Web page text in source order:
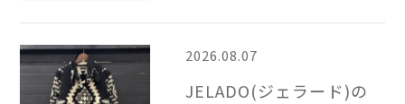
2026.08.07
JELADO(ジェラード)の